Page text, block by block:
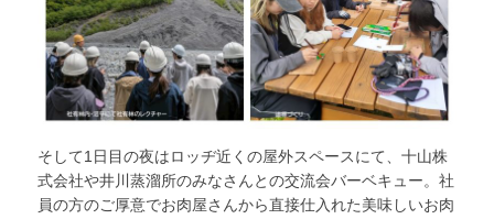
そして1日目の夜はロッヂ近くの屋外スペースにて、十山株
式会社や井川蒸溜所のみなさんとの交流会バーベキュー。社
員の方のご厚意でお肉屋さんから直接仕入れた美味しいお肉